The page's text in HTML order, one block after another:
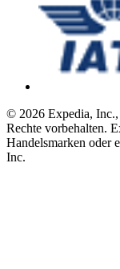
© 2026 Expedia,
Rechte vorbehalten.
Handelsmarken oder
Inc.